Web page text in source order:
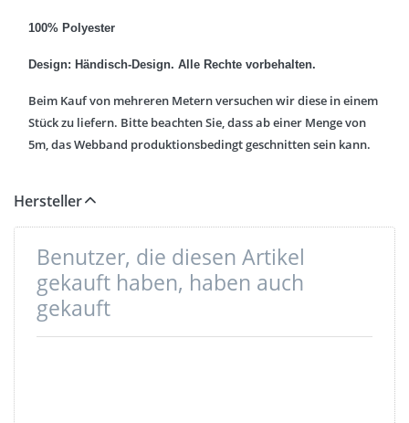
100% Polyester
Design: Händisch-Design. Alle Rechte vorbehalten.
Beim Kauf von mehreren Metern versuchen wir diese in einem
Stück zu liefern. Bitte beachten Sie, dass ab einer Menge von
5m, das Webband produktionsbedingt geschnitten sein kann.
Hersteller
Benutzer, die diesen Artikel
gekauft haben, haben auch
gekauft